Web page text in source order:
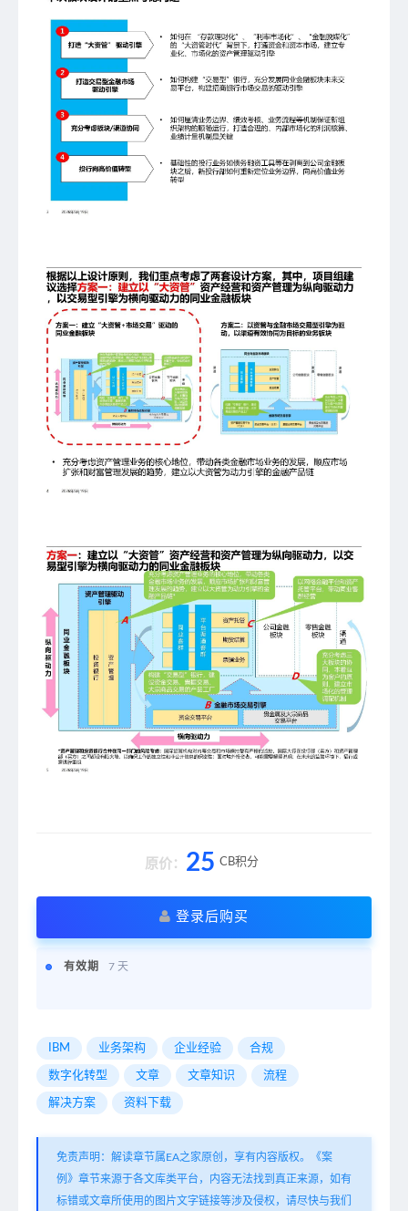
原价： 25 CB积分
登录后购买
有效期 7 天
IBM 业务架构 企业经验 合规
数字化转型 文章 文章知识 流程
解决方案 资料下载
免责声明：解读章节属EA之家原创，享有内容版权。《案
例》章节来源于各文库类平台，内容无法找到真正来源，如有
标错或文章所使用的图片文字链接等涉及侵权，请尽快与我们